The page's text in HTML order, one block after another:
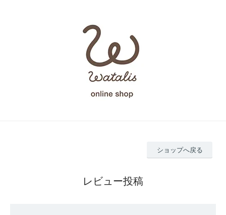
ショップへ戻る
レビュー投稿